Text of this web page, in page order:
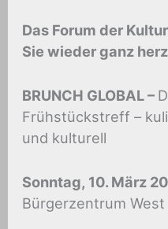
Das Forum der
Sie wieder ganz
BRUNCH GLOBAL –
Frühstückstreff –
und kulturell
Sonntag, 10. März
Bürgerzentrum West